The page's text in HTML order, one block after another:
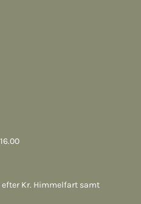
efter Kr. Himmelfart samt